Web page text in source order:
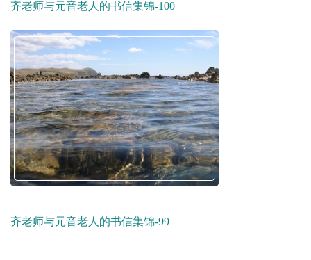
齐老师与元音老人的书信集锦-100
齐老师与元音老人的书信集锦-99